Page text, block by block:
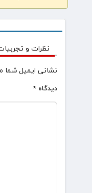
نظرات و
نشانی ایمیل شما
دیدگاه *